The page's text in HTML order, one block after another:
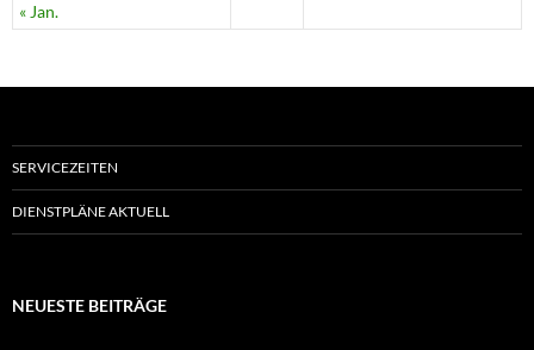
« Jan.
SERVICEZEITEN
DIENSTPLÄNE AKTUELL
NEUESTE BEITRÄGE